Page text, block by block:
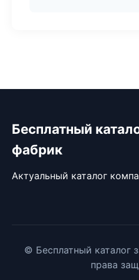
Бесплатный
фабрик
Актуальный каталог
© Бесплатный каталог
права